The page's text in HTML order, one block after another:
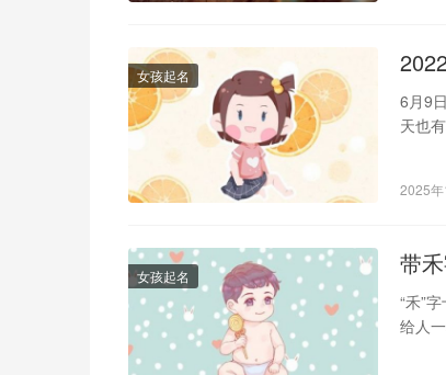
女孩起名
6月9
天也
2025
女孩起名 带
“禾”
给人